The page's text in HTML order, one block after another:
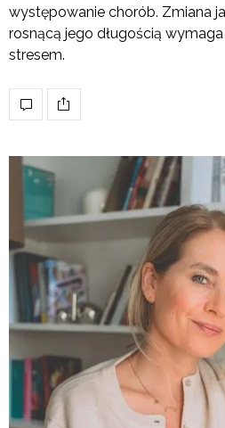
występowanie chorób. Zmiana
rosnącą jego długością
stresem.